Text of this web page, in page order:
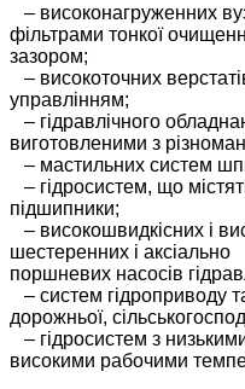
– високонагруженних
фільтрами тонкої
зазором;
– високоточних
управлінням;
– гідравлічного
виготовленими з
– мастильних систем
– гідросистем, що
підшипники;
– високошвидкісних і
шестеренних і аксіально
поршневих насосів
– систем гідроприводу
дорожньої,
– гідросистем з
високими рабочими